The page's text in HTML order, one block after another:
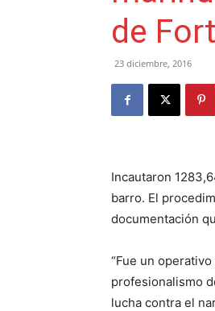
de
23 diciembre, 2016
Incautaron
barro. El
documentación
“Fue un
profesionalismo
lucha contra el